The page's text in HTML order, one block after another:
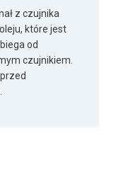
z czujnika
które jest
od
czujnikiem.